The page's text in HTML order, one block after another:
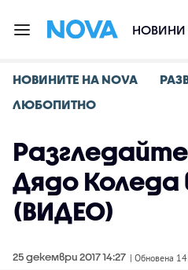
НОВИНИ
НОВИНИТЕ НА NOVA
ЛЮБОПИТНО
Дядо Коледа
(ВИДЕО)
25 декември 2017 14:27 | Обновена